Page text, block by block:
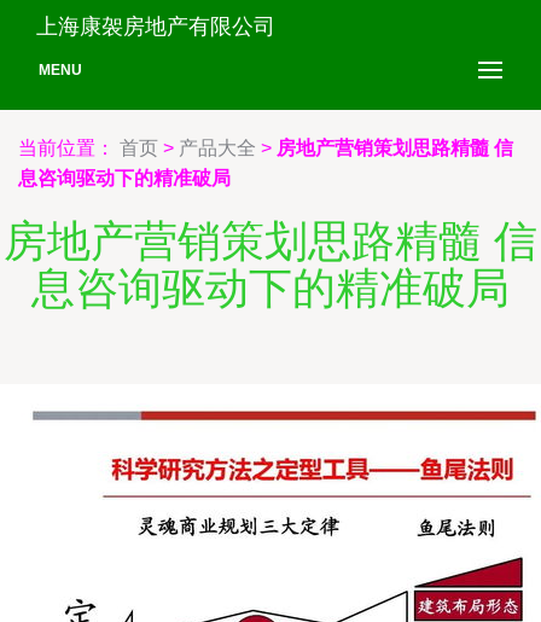
上海康袈房地产有限公司
MENU
当前位置： 首页 > 产品大全 > 房地产营销策划思路精髓 信
息咨询驱动下的精准破局
房地产营销策划思路精髓 信
息咨询驱动下的精准破局